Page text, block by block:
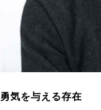
気を与える存在